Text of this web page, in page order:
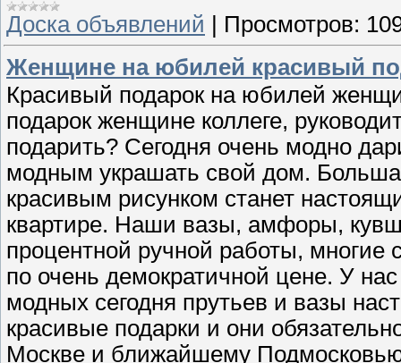
Доска объявлений
Просмотров:
Женщине на юбилей красивый
Красивый подарок на юбилей
подарок женщине коллеге,
подарить? Сегодня очень модно
модным украшать свой дом.
красивым рисунком станет
квартире. Наши вазы, амфоры,
процентной ручной работы, многие
по очень демократичной цене. У
модных сегодня прутьев и вазы
красивые подарки и они
Москве и ближайшему